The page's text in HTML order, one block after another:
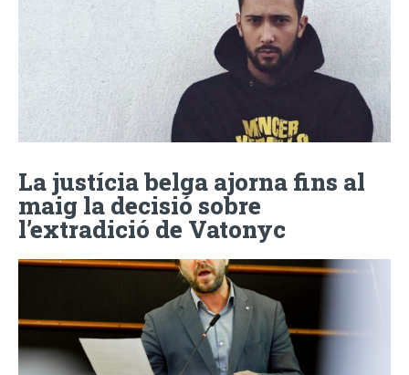
La justícia belga ajorna fins al
maig la decisió sobre
l’extradició de Vatonyc